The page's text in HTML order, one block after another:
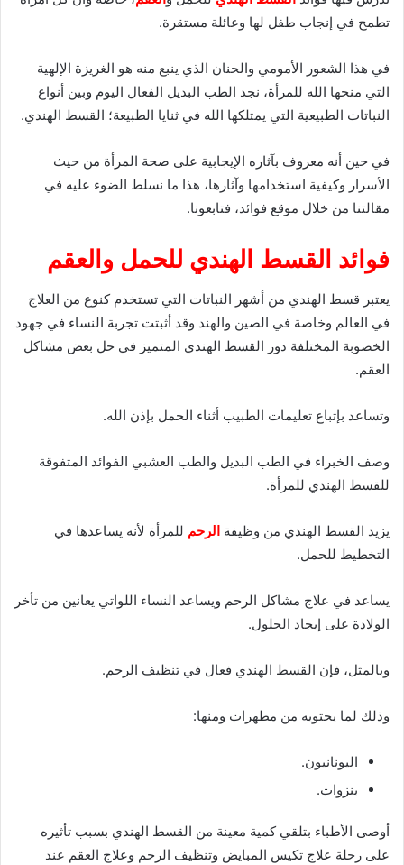
تطمح في إنجاب طفل لها وعائلة مستقرة.
في هذا الشعور الأمومي والحنان الذي ينبع منه هو الغريزة الإلهية
التي منحها الله للمرأة، نجد الطب البديل الفعال اليوم وبين أنواع
النباتات الطبيعية التي يمتلكها الله في ثنايا الطبيعة؛ القسط الهندي.
في حين أنه معروف بآثاره الإيجابية على صحة المرأة من حيث
الأسرار وكيفية استخدامها وآثارها، هذا ما نسلط الضوء عليه في
مقالتنا من خلال موقع فوائد، فتابعونا.
فوائد القسط الهندي للحمل والعقم
يعتبر قسط الهندي من أشهر النباتات التي تستخدم كنوع من العلاج
في العالم وخاصة في الصين والهند وقد أثبتت تجربة النساء في جهود
الخصوبة المختلفة دور القسط الهندي المتميز في حل بعض مشاكل
العقم.
وتساعد بإتباع تعليمات الطبيب أثناء الحمل بإذن الله.
وصف الخبراء في الطب البديل والطب العشبي الفوائد المتفوقة
للقسط الهندي للمرأة.
يزيد القسط الهندي من وظيفة الرحم للمرأة لأنه يساعدها في
التخطيط للحمل.
يساعد في علاج مشاكل الرحم ويساعد النساء اللواتي يعانين من تأخر
الولادة على إيجاد الحلول.
وبالمثل، فإن القسط الهندي فعال في تنظيف الرحم.
وذلك لما يحتويه من مطهرات ومنها:
اليونانيون.
بنزوات.
أوصى الأطباء بتلقي كمية معينة من القسط الهندي بسبب تأثيره
على رحلة علاج تكيس المبايض وتنظيف الرحم وعلاج العقم عند